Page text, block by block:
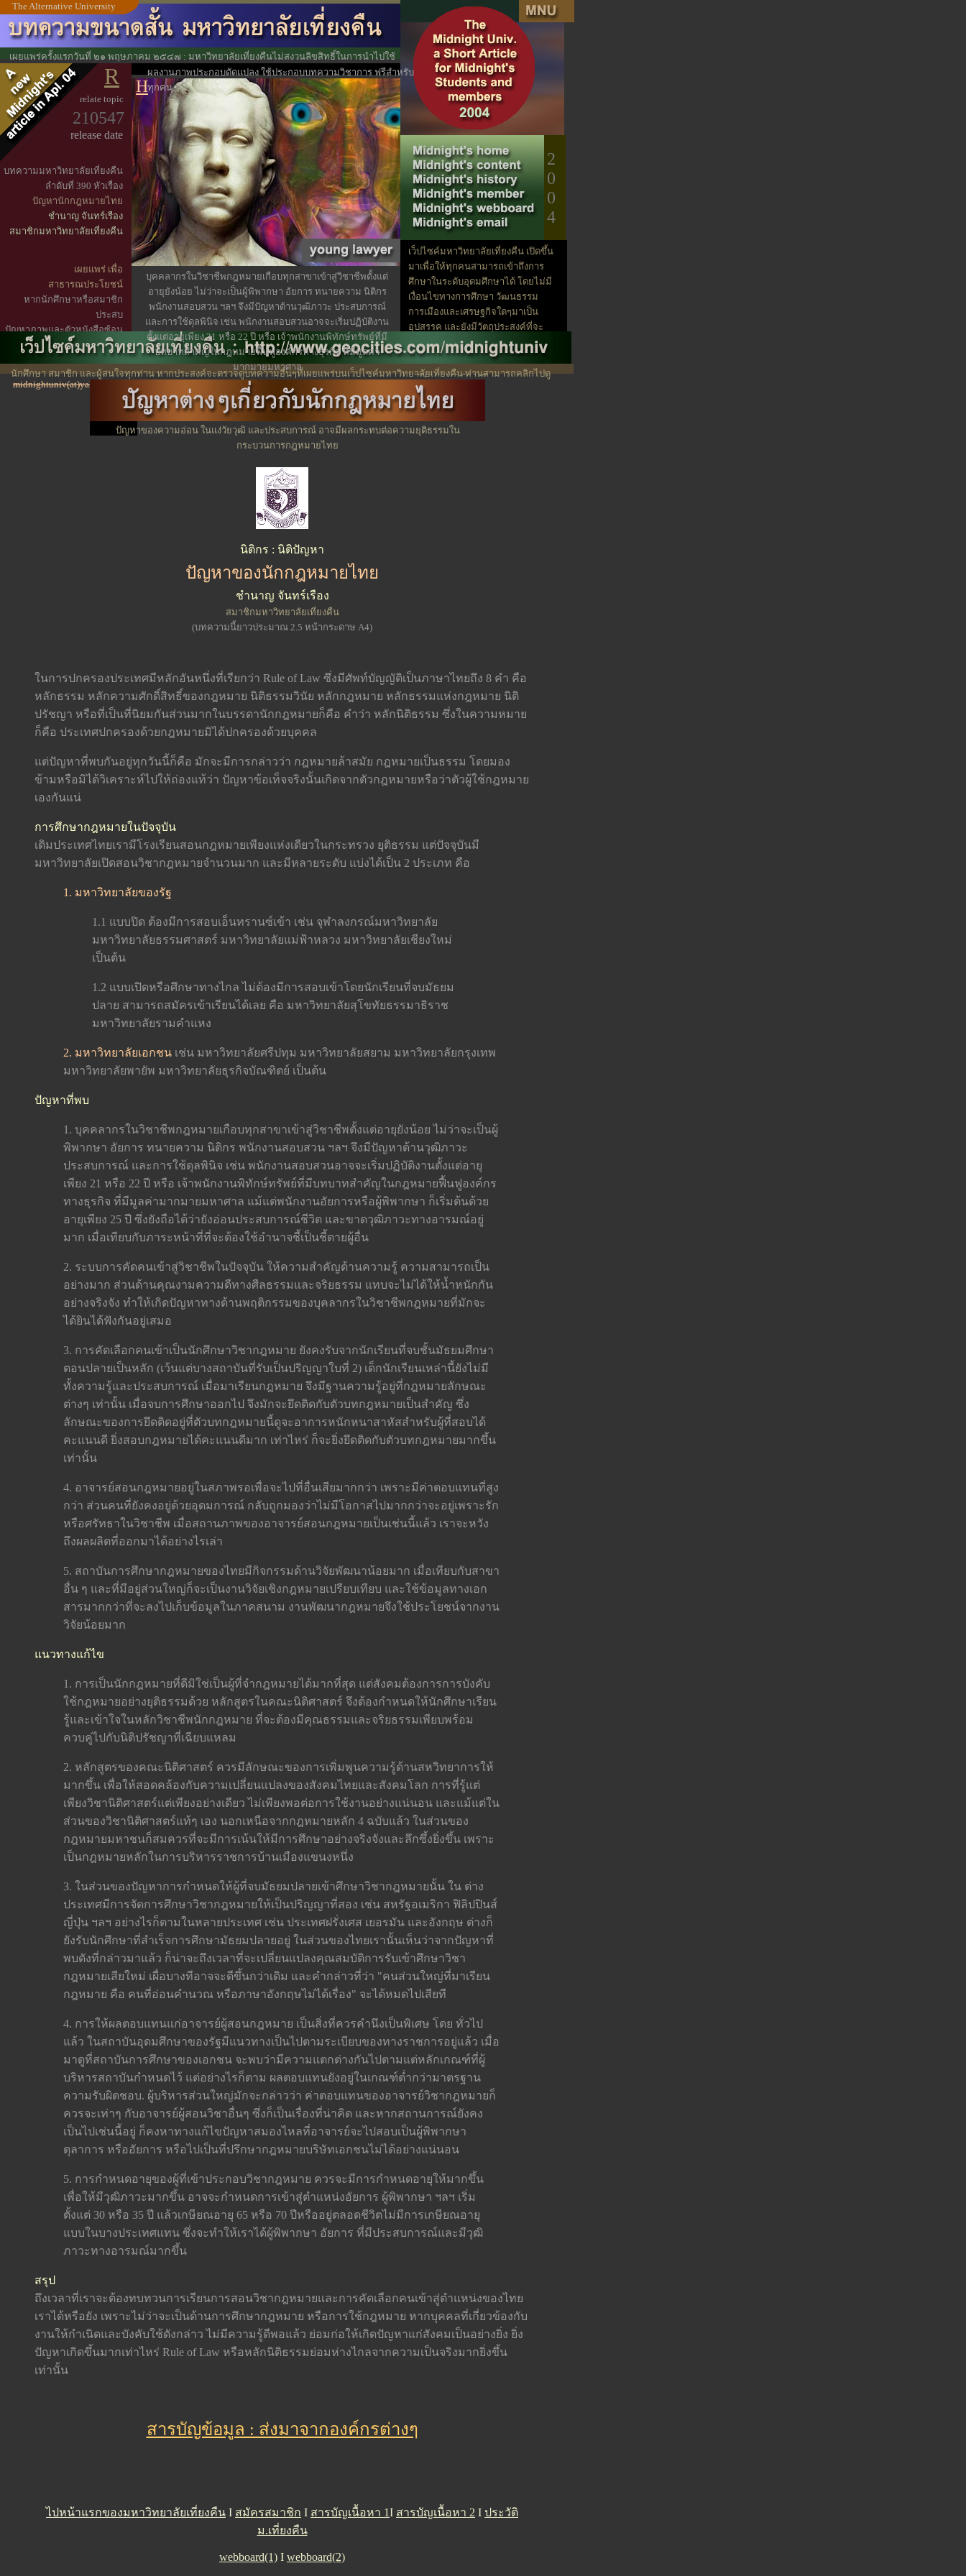
เผยแพร่ครั้งแรกวันที่ ๒๑ พฤษภาคม ๒๕๔๗ : มหาวิทยาลัยเที่ยงคืนไม่สงวนลิขสิทธิ์ในการนำไปใช้
ประโยชน์ทางวิชาการ
2
0
0
4
บทความมหาวิทยาลัยเที่ยงคืน
ลำดับที่ 390 หัวเรื่อง
ปัญหานักกฎหมายไทย
ชำนาญ จันทร์เรือง
สมาชิกมหาวิทยาลัยเที่ยงคืน
เผยแพร่ เพื่อ
สาธารณประโยชน์
หากนักศึกษาหรือสมาชิก
ประสบ
ปัญหาภาพและตัวหนังสือซ้อน
กัน กรุณาลดขนาดของ font ลง
midnightuniv(at)yahoo.com
R
relate topic
210547
release date
ผลงานภาพประกอบดัดแปลง ใช้ประกอบบทความวิชาการ ฟรีสำหรับ
ทุกคน
เว็ปไซค์มหาวิทยาลัยเที่ยงคืน เปิดขึ้น
มาเพื่อให้ทุกคนสามารถเข้าถึงการ
ศึกษาในระดับอุดมศึกษาได้ โดยไม่มี
เงื่อนไขทางการศึกษา วัฒนธรรม
การเมืองและเศรษฐกิจใดๆมาเป็น
อุปสรรค และยังมีวัตถุประสงค์ที่จะ
เป็นส่วนหนึ่งของการผลิตความรู้ขึ้น
มาเพื่อพัฒนาประเทศ อย่างยั่งยืน
สมดุล และเป็นธรรม
The Alternative University
นิติกร : นิติปัญหา
ปัญหาของนักกฎหมายไทย
ชำนาญ จันทร์เรือง
สมาชิกมหาวิทยาลัยเที่ยงคืน
(บทความนี้ยาวประมาณ 2.5 หน้ากระดาษ A4)
ในการปกครองประเทศมีหลักอันหนึ่งที่เรียกว่า Rule of Law ซึ่งมีศัพท์บัญญัติเป็นภาษาไทยถึง 8 คำ คือ
หลักธรรม หลักความศักดิ์สิทธิ์ของกฎหมาย นิติธรรมวินัย หลักกฎหมาย หลักธรรมแห่งกฎหมาย นิติ
ปรัชญา หรือที่เป็นที่นิยมกันส่วนมากในบรรดานักกฎหมายก็คือ คำว่า หลักนิติธรรม ซึ่งในความหมาย
ก็คือ ประเทศปกครองด้วยกฎหมายมิได้ปกครองด้วยบุคคล
แต่ปัญหาที่พบกันอยู่ทุกวันนี้ก็คือ มักจะมีการกล่าวว่า กฎหมายล้าสมัย กฎหมายเป็นธรรม โดยมอง
ข้ามหรือมิได้วิเคราะห์ไปให้ถ่องแท้ว่า ปัญหาข้อเท็จจริงนั้นเกิดจากตัวกฎหมายหรือว่าตัวผู้ใช้กฎหมาย
เองกันแน่
การศึกษากฎหมายในปัจจุบัน
เดิมประเทศไทยเรามีโรงเรียนสอนกฎหมายเพียงแห่งเดียวในกระทรวง ยุติธรรม แต่ปัจจุบันมี
มหาวิทยาลัยเปิดสอนวิชากฎหมายจำนวนมาก และมีหลายระดับ แบ่งได้เป็น 2 ประเภท คือ
1. มหาวิทยาลัยของรัฐ
1.1 แบบปิด ต้องมีการสอบเอ็นทรานซ์เข้า เช่น จุฬาลงกรณ์มหาวิทยาลัย
มหาวิทยาลัยธรรมศาสตร์ มหาวิทยาลัยแม่ฟ้าหลวง มหาวิทยาลัยเชียงใหม่
เป็นต้น
1.2 แบบเปิดหรือศึกษาทางไกล ไม่ต้องมีการสอบเข้าโดยนักเรียนที่จบมัธยม
ปลาย สามารถสมัครเข้าเรียนได้เลย คือ มหาวิทยาลัยสุโขทัยธรรมาธิราช
มหาวิทยาลัยรามคำแหง
2. มหาวิทยาลัยเอกชน เช่น มหาวิทยาลัยศรีปทุม มหาวิทยาลัยสยาม มหาวิทยาลัยกรุงเทพ
มหาวิทยาลัยพายัพ มหาวิทยาลัยธุรกิจบัณฑิตย์ เป็นต้น
ปัญหาที่พบ
1. บุคคลากรในวิชาชีพกฎหมายเกือบทุกสาขาเข้าสู่วิชาชีพตั้งแต่อายุยังน้อย ไม่ว่าจะเป็นผู้
พิพากษา อัยการ ทนายความ นิติกร พนักงานสอบสวน ฯลฯ จึงมีปัญหาด้านวุฒิภาวะ
ประสบการณ์ และการใช้ดุลพินิจ เช่น พนักงานสอบสวนอาจจะเริ่มปฏิบัติงานตั้งแต่อายุ
เพียง 21 หรือ 22 ปี หรือ เจ้าพนักงานพิทักษ์ทรัพย์ที่มีบทบาทสำคัญในกฎหมายฟื้นฟูองค์กร
ทางธุรกิจ ที่มีมูลค่ามากมายมหาศาล แม้แต่พนักงานอัยการหรือผู้พิพากษา ก็เริ่มต้นด้วย
อายุเพียง 25 ปี ซึ่งยังถือได้ว่ายังอ่อนประสบการณ์ชีวิต และขาดวุฒิภาวะทางอารมณ์อยู่
มาก เมื่อเทียบกับภาระหน้าที่ที่จะต้องใช้อำนาจชี้เป็นชี้ตายผู้อื่น
2. ระบบการคัดคนเข้าสู่วิชาชีพในปัจจุบัน ให้ความสำคัญด้านความรู้ ความสามารถเป็น
อย่างมาก ส่วนด้านคุณงามความดีทางศีลธรรมและจริยธรรม แทบจะไม่ได้ให้น้ำหนักกัน
อย่างจริงจัง ทำให้เกิดปัญหาทางด้านพฤติกรรมของบุคลากรในวิชาชีพกฎหมายที่มักจะ
ได้ยินได้ฟังกันอยู่เสมอ
3. การคัดเลือกคนเข้าเป็นนักศึกษาวิชากฎหมาย ยังคงรับจากนักเรียนที่จบชั้นมัธยมศึกษา
ตอนปลายเป็นหลัก (เว้นแต่บางสถาบันที่รับเป็นปริญญาใบที่ 2) เด็กนักเรียนเหล่านี้ยังไม่มี
ทั้งความรู้และประสบการณ์ เมื่อมาเรียนกฎหมาย จึงมีฐานความรู้อยู่ที่กฎหมายลักษณะ
ต่างๆ เท่านั้น เมื่อจบการศึกษาออกไป จึงมักจะยึดติดกับตัวบทกฎหมายเป็นสำคัญ ซึ่ง
ลักษณะของการยึดติดอยู่ที่ตัวบทกฎหมายนี้ดูจะอาการหนักหนาสาหัสสำหรับผู้ที่สอบได้
คะแนนดี ยิ่งสอบกฎหมายได้คะแนนดีมาก เท่าไหร่ ก็จะยิ่งยึดติดกับตัวบทกฎหมายมากขึ้น
เท่านั้น
4. อาจารย์สอนกฎหมายอยู่ในสภาพรอเพื่อจะไปที่อื่นเสียมากกว่า เพราะมีค่าตอบแทนที่สูง
กว่า ส่วนคนที่ยังคงอยู่ด้วยอุดมการณ์ กลับถูกมองว่าไม่มีโอกาสไปมากกว่าจะอยู่เพราะรัก
หรือศรัทธาในวิชาชีพ เมื่อสถานภาพของอาจารย์สอนกฎหมายเป็นเช่นนี้แล้ว เราจะหวัง
ถึงผลผลิตที่ออกมาได้อย่างไรเล่า
5. สถาบันการศึกษากฎหมายของไทยมีกิจกรรมด้านวิจัยพัฒนาน้อยมาก เมื่อเทียบกับสาขา
อื่น ๆ และที่มีอยู่ส่วนใหญ่ก็จะเป็นงานวิจัยเชิงกฎหมายเปรียบเทียบ และใช้ข้อมูลทางเอก
สารมากกว่าที่จะลงไปเก็บข้อมูลในภาคสนาม งานพัฒนากฎหมายจึงใช้ประโยชน์จากงาน
วิจัยน้อยมาก
แนวทางแก้ไข
1. การเป็นนักกฎหมายที่ดีมิใช่เป็นผู้ที่จำกฎหมายได้มากที่สุด แต่สังคมต้องการการบังคับ
ใช้กฎหมายอย่างยุติธรรมด้วย หลักสูตรในคณะนิติศาสตร์ จึงต้องกำหนดให้นักศึกษาเรียน
รู้และเข้าใจในหลักวิชาชีพนักกฎหมาย ที่จะต้องมีคุณธรรมและจริยธรรมเพียบพร้อม
ควบคู่ไปกับนิติปรัชญาที่เฉียบแหลม
2. หลักสูตรของคณะนิติศาสตร์ ควรมีลักษณะของการเพิ่มพูนความรู้ด้านสหวิทยาการให้
มากขึ้น เพื่อให้สอดคล้องกับความเปลี่ยนแปลงของสังคมไทยและสังคมโลก การที่รู้แต่
เพียงวิชานิติศาสตร์แต่เพียงอย่างเดียว ไม่เพียงพอต่อการใช้งานอย่างแน่นอน และแม้แต่ใน
ส่วนของวิชานิติศาสตร์แท้ๆ เอง นอกเหนือจากกฎหมายหลัก 4 ฉบับแล้ว ในส่วนของ
กฎหมายมหาชนก็สมควรที่จะมีการเน้นให้มีการศึกษาอย่างจริงจังและลึกซึ้งยิ่งขึ้น เพราะ
เป็นกฎหมายหลักในการบริหารราชการบ้านเมืองแขนงหนึ่ง
3. ในส่วนของปัญหาการกำหนดให้ผู้ที่จบมัธยมปลายเข้าศึกษาวิชากฎหมายนั้น ใน ต่าง
ประเทศมีการจัดการศึกษาวิชากฎหมายให้เป็นปริญญาที่สอง เช่น สหรัฐอเมริกา ฟิลิปปินส์
ญี่ปุ่น ฯลฯ อย่างไรก็ตามในหลายประเทศ เช่น ประเทศฝรั่งเศส เยอรมัน และอังกฤษ ต่างก็
ยังรับนักศึกษาที่สำเร็จการศึกษามัธยมปลายอยู่ ในส่วนของไทยเรานั้นเห็นว่าจากปัญหาที่
พบดังที่กล่าวมาแล้ว ก็น่าจะถึงเวลาที่จะเปลี่ยนแปลงคุณสมบัติการรับเข้าศึกษาวิชา
กฎหมายเสียใหม่ เผื่อบางทีอาจจะดีขึ้นกว่าเดิม และคำกล่าวที่ว่า "คนส่วนใหญ่ที่มาเรียน
กฎหมาย คือ คนที่อ่อนคำนวณ หรือภาษาอังกฤษไม่ได้เรื่อง" จะได้หมดไปเสียที
4. การให้ผลตอบแทนแก่อาจารย์ผู้สอนกฎหมาย เป็นสิ่งที่ควรคำนึงเป็นพิเศษ โดย ทั่วไป
แล้ว ในสถาบันอุดมศึกษาของรัฐมีแนวทางเป็นไปตามระเบียบของทางราชการอยู่แล้ว เมื่อ
มาดูที่สถาบันการศึกษาของเอกชน จะพบว่ามีความแตกต่างกันไปตามแต่หลักเกณฑ์ที่ผู้
บริหารสถาบันกำหนดไว้ แต่อย่างไรก็ตาม ผลตอบแทนยังอยู่ในเกณฑ์ต่ำกว่ามาตรฐาน
ความรับผิดชอบ. ผู้บริหารส่วนใหญ่มักจะกล่าวว่า ค่าตอบแทนของอาจารย์วิชากฎหมายก็
ควรจะเท่าๆ กับอาจารย์ผู้สอนวิชาอื่นๆ ซึ่งก็เป็นเรื่องที่น่าคิด และหากสถานการณ์ยังคง
เป็นไปเช่นนี้อยู่ ก็คงหาทางแก้ไขปัญหาสมองไหลที่อาจารย์จะไปสอบเป็นผู้พิพากษา
ตุลาการ หรืออัยการ หรือไปเป็นที่ปรึกษากฎหมายบริษัทเอกชนไม่ได้อย่างแน่นอน
5. การกำหนดอายุของผู้ที่เข้าประกอบวิชากฎหมาย ควรจะมีการกำหนดอายุให้มากขึ้น
เพื่อให้มีวุฒิภาวะมากขึ้น อาจจะกำหนดการเข้าสู่ตำแหน่งอัยการ ผู้พิพากษา ฯลฯ เริ่ม
ตั้งแต่ 30 หรือ 35 ปี แล้วเกษียณอายุ 65 หรือ 70 ปีหรืออยู่ตลอดชีวิตไม่มีการเกษียณอายุ
แบบในบางประเทศแทน ซึ่งจะทำให้เราได้ผู้พิพากษา อัยการ ที่มีประสบการณ์และมีวุฒิ
ภาวะทางอารมณ์มากขึ้น
สรุป
ถึงเวลาที่เราจะต้องทบทวนการเรียนการสอนวิชากฎหมายและการคัดเลือกคนเข้าสู่ตำแหน่งของไทย
เราได้หรือยัง เพราะไม่ว่าจะเป็นด้านการศึกษากฎหมาย หรือการใช้กฎหมาย หากบุคคลที่เกี่ยวข้องกับ
งานให้กำเนิดและบังคับใช้ดังกล่าว ไม่มีความรู้ดีพอแล้ว ย่อมก่อให้เกิดปัญหาแก่สังคมเป็นอย่างยิ่ง ยิ่ง
ปัญหาเกิดขึ้นมากเท่าไหร่ Rule of Law หรือหลักนิติธรรมย่อมห่างไกลจากความเป็นจริงมากยิ่งขึ้น
เท่านั้น
สารบัญข้อมูล : ส่งมาจากองค์กรต่างๆ
ไปหน้าแรกของมหาวิทยาลัยเที่ยงคืน I สมัครสมาชิก I สารบัญเนื้อหา 1I สารบัญเนื้อหา 2 I ประวัติ
ม.เที่ยงคืน
webboard(1) I webboard(2)
นักศึกษา สมาชิก และผู้สนใจทุกท่าน หากประสงค์จะตรวจดูบทความอื่นๆที่เผยแพร่บนเว็ปไซค์มหาวิทยาลัยเที่ยงคืน ท่านสามารถคลิกไปดู
ได้จากตรงนี้
ไปหน้าสารบัญ
บุคคลากรในวิชาชีพกฎหมายเกือบทุกสาขาเข้าสู่วิชาชีพตั้งแต่
อายุยังน้อย ไม่ว่าจะเป็นผู้พิพากษา อัยการ ทนายความ นิติกร
พนักงานสอบสวน ฯลฯ จึงมีปัญหาด้านวุฒิภาวะ ประสบการณ์
และการใช้ดุลพินิจ เช่น พนักงานสอบสวนอาจจะเริ่มปฏิบัติงาน
ตั้งแต่อายุเพียง 21 หรือ 22 ปี หรือ เจ้าพนักงานพิทักษ์ทรัพย์ที่มี
บทบาทสำคัญในกฎหมายฟื้นฟูองค์กรทางธุรกิจ ที่มีมูลค่า
มากมายมหาศาล
ปัญหาของความอ่อน ในแง่วัยวุฒิ และประสบการณ์ อาจมีผลกระทบต่อความยุติธรรมใน
กระบวนการกฎหมายไทย
H